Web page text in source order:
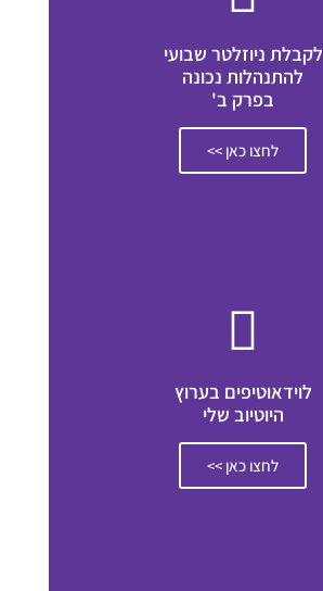
לקבלת ניוזלטר שבועי
להתנהלות נכונה
בפרק ב'
לחצו כאן >>
לוידאוטיפים בערוץ
היוטיוב שלי
לחצו כאן >>